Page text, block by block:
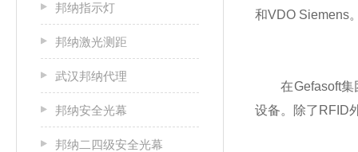
邦纳指示灯
邦纳激光测距
武汉邦纳代理
邦纳安全光幕
邦纳二四级安全光幕
和VDO Siemens
在Gefasoft集团
设备。除了RFID